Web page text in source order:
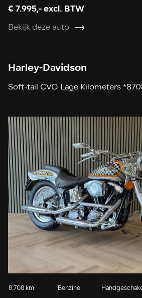
€ 7.995,- excl. BTW
Bekijk deze auto
Harley-Davidson
Soft-tail CVO Lage Kilometers
8.708 km Benzine